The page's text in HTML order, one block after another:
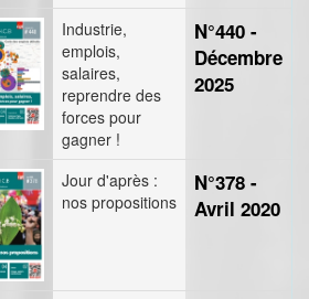
Industrie,
emplois,
salaires,
reprendre des
forces pour
gagner !
N°440 -
Décembre
2025
Jour d'après :
nos propositions
N°378 -
Avril 2020